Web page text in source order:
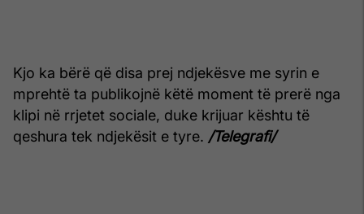
Kjo ka bërë që disa prej ndjekësve me syrin e
mprehtë ta publikojnë këtë moment të prerë nga
klipi në rrjetet sociale, duke krijuar kështu të
qeshura tek ndjekësit e tyre. /Telegrafi/